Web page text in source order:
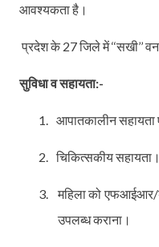
आवश्यकता है।
प्रदेश के 27 जिले में‘‘सखी’’
सुविधा व सहायता:-
1. आपातकालीन सहायता
2. चिकित्सकीय सहायता।
3.
महिला को
उपलब्ध कराना।